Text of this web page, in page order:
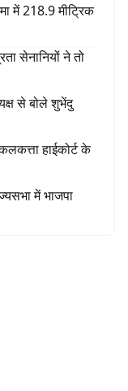
में 218.9 मीट्रिक
सेनानियों ने तो
से बोले शुभेंदु
हाईकोर्ट के
में भाजपा